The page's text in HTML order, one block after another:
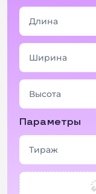
Параметры